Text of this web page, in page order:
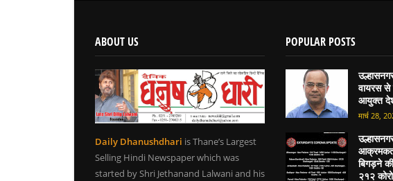
ABOUT US
Daily Dhanushdhari is Thane’s Largest
Selling Hindi Newspaper which was
started by Shri Jethanand Lalwani and his
POPULAR POSTS
वायरस से
आयुक्त
मार्च 28,
बिगड़ने
२१२